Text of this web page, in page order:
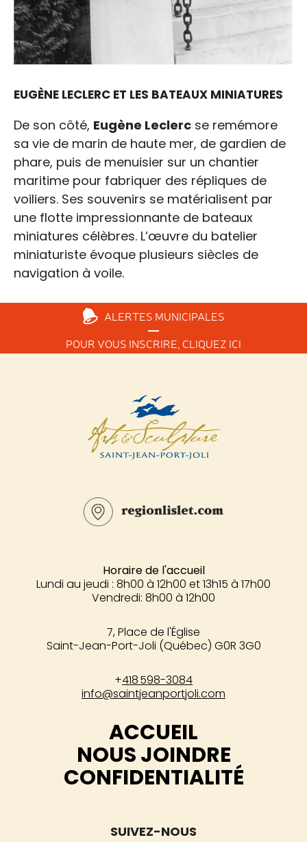
EUGÈNE LECLERC ET LES BATEAUX MINIATURES
De son côté, Eugène Leclerc se remémore
sa vie de marin de haute mer, de gardien de
phare, puis de menuisier sur un chantier
maritime pour fabriquer des répliques de
voiliers. Ses souvenirs se matérialisent par
une flotte impressionnante de bateaux
miniatures célèbres. L’œuvre du batelier
miniaturiste évoque plusieurs siècles de
navigation à voile.
ALERTES MUNICIPALES
POUR VOUS INSCRIRE, CLIQUEZ ICI
Horaire de l'accueil
Lundi au jeudi : 8h00 à 12h00 et 13h15 à 17h00
Vendredi: 8h00 à 12h00
7, Place de l'Église
Saint-Jean-Port-Joli (Québec) G0R 3G0
+418 598-3084
info@saintjeanportjoli.com
ACCUEIL
NOUS JOINDRE
CONFIDENTIALITÉ
SUIVEZ-NOUS